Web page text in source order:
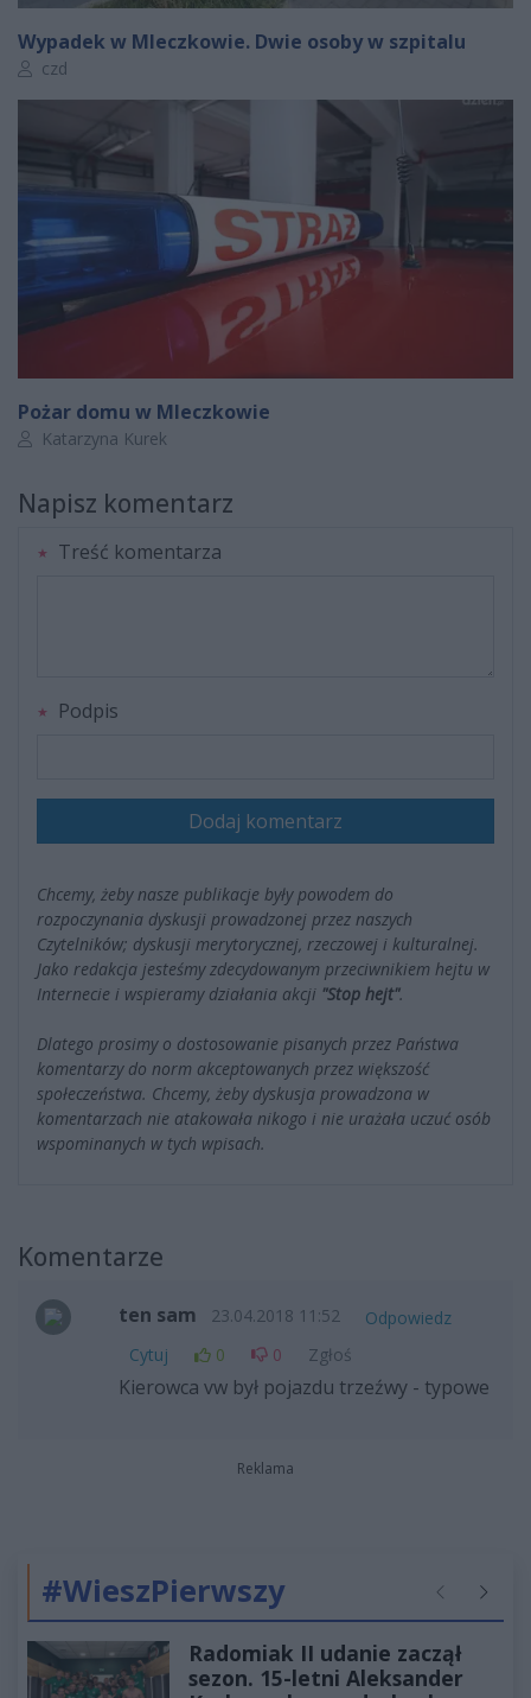
Wypadek w Mleczkowie. Dwie osoby w szpitalu
Autor artykułu:
czd
Pożar domu w Mleczkowie
Autor artykułu:
Katarzyna Kurek
Napisz komentarz
Treść komentarza
Podpis
Dodaj komentarz
Chcemy, żeby nasze publikacje były powodem do
rozpoczynania dyskusji prowadzonej przez naszych
Czytelników; dyskusji merytorycznej, rzeczowej i kulturalnej.
Jako redakcja jesteśmy zdecydowanym przeciwnikiem hejtu w
Internecie i wspieramy działania akcji "Stop hejt".
Dlatego prosimy o dostosowanie pisanych przez Państwa
komentarzy do norm akceptowanych przez większość
społeczeństwa. Chcemy, żeby dyskusja prowadzona w
komentarzach nie atakowała nikogo i nie urażała uczuć osób
wspominanych w tych wpisach.
Komentarze
ten sam 23.04.2018 11:52
Odpowiedz
Cytuj
0 0 Zgłoś
Kierowca vw był pojazdu trzeźwy - typowe
Reklama
#WieszPierwszy Poprzednie
Radomiak II udanie zaczął
sezon. 15-letni Aleksander